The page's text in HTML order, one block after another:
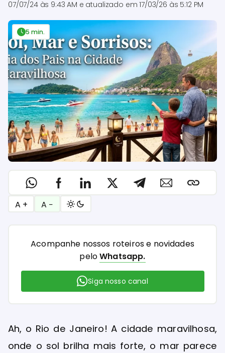
07/07/24 às 9:43 AM e atualizado em17/03/26 às 5:12 PM
5 min.
A + A −
Acompanhe nossos roteiros e novidades
peloWhatsapp.
Siga nosso canal
Ah, o Rio de Janeiro! A cidade maravilhosa,
onde o sol brilha mais forte, o mar parece